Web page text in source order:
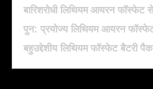
बारिशरोधी लिथियम आयरन फॉस्फेट
पुन: प्रयोज्य लिथियम आयरन
बहुउद्देशीय लिथियम फॉस्फेट बैटरी पैक